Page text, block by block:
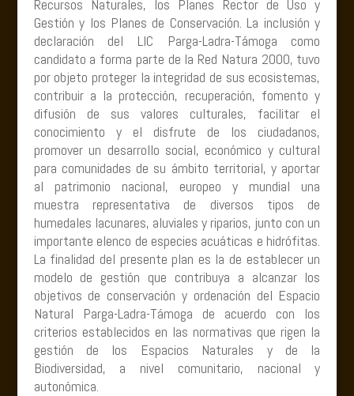
Recursos Naturales, los Planes Rector de Uso y
Gestión y los Planes de Conservación. La inclusión y
declaración del LIC Parga-Ladra-Támoga como
candidato a forma parte de la Red Natura 2000, tuvo
por objeto proteger la integridad de sus ecosistemas,
contribuir a la protección, recuperación, fomento y
difusión de sus valores culturales, facilitar el
conocimiento y el disfrute de los ciudadanos,
promover un desarrollo social, económico y cultural
para comunidades de su ámbito territorial, y aportar
al patrimonio nacional, europeo y mundial una
muestra representativa de diversos tipos de
humedales lacunares, aluviales y riparios, junto con un
importante elenco de especies acuáticas e hidrófitas.
La finalidad del presente plan es la de establecer un
modelo de gestión que contribuya a alcanzar los
objetivos de conservación y ordenación del Espacio
Natural Parga-Ladra-Támoga de acuerdo con los
criterios establecidos en las normativas que rigen la
gestión de los Espacios Naturales y de la
Biodiversidad, a nivel comunitario, nacional y
autonómica.